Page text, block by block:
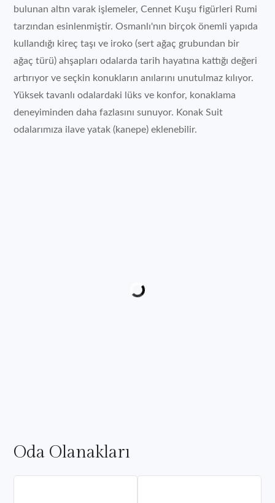
bulunan altın varak işlemeler, Cennet Kuşu figürleri Rumi
tarzından esinlenmiştir. Osmanlı'nın birçok önemli yapıda
kullandığı kireç taşı ve iroko (sert ağaç grubundan bir
ağaç türü) ahşapları odalarda tarih hayatına kattığı değeri
artırıyor ve seçkin konukların anılarını unutulmaz kılıyor.
Yüksek tavanlı odalardaki lüks ve konfor, konaklama
deneyiminden daha fazlasını sunuyor. Konak Suit
odalarımıza ilave yatak (kanepe) eklenebilir.
Oda Olanakları